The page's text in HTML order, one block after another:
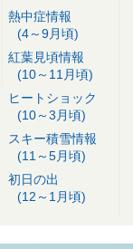
熱中症情報
(4～9月頃)
紅葉見頃情報
(10～11月頃)
ヒートショック
(10～3月頃)
スキー積雪情報
(11～5月頃)
初日の出
(12～1月頃)